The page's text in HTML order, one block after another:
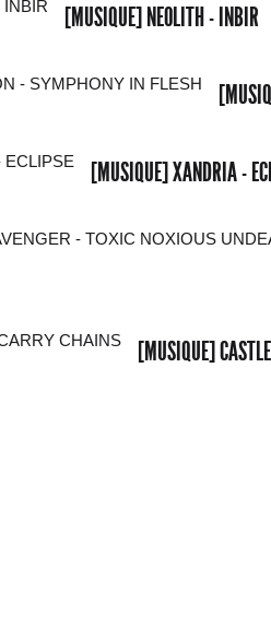
[MUSIQUE] NEOLITH - INBIR
[MUSIQUE] XANDRIA -
[MUSIQUE]